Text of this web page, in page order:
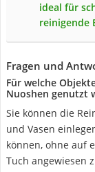
ideal für
reinigende
Fragen und
Für welche
Nuoshen genutzt
Sie können die
und Vasen
können, ohne auf
Tuch angewiesen